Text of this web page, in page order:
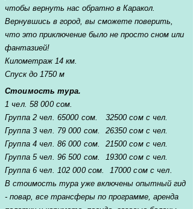
чтобы вернуть нас обратно в Каракол.
Вернувшись в город, вы сможете поверить,
что это приключение было не просто сном или
фантазией!
Километраж 14 км.
Спуск до 1750 м
Стоимость тура.
1 чел. 58 000 сом.
Группа 2 чел. 65000 сом. 32500 сом с чел.
Группа 3 чел. 79 000 сом. 26350 сом с чел.
Группа 4 чел. 86 000 сом. 21500 сом с чел.
Группа 5 чел. 96 500 сом. 19300 сом с чел.
Группа 6 чел. 102 000 сом. 17000 сом с чел.
В стоимость тура уже включены опытный гид
- повар, все трансферы по программе, аренда